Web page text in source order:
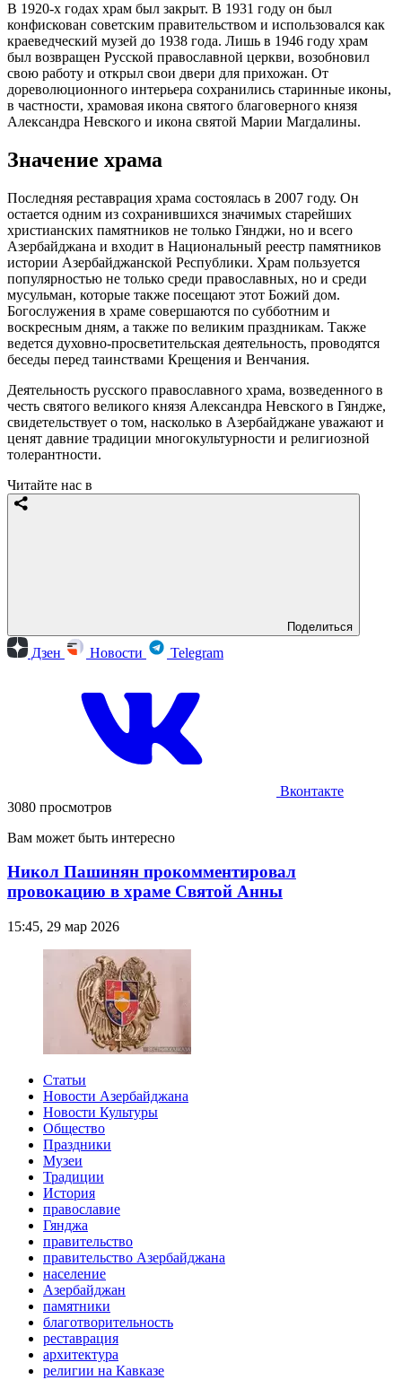
В 1920-х годах храм был закрыт. В 1931 году он был
конфискован советским правительством и использовался как
краеведческий музей до 1938 года. Лишь в 1946 году храм
был возвращен Русской православной церкви, возобновил
свою работу и открыл свои двери для прихожан. От
дореволюционного интерьера сохранились старинные иконы,
в частности, храмовая икона святого благоверного князя
Александра Невского и икона святой Марии Магдалины.
Значение храма
Последняя реставрация храма состоялась в 2007 году. Он
остается одним из сохранившихся значимых старейших
христианских памятников не только Гянджи, но и всего
Азербайджана и входит в Национальный реестр памятников
истории Азербайджанской Республики. Храм пользуется
популярностью не только среди православных, но и среди
мусульман, которые также посещают этот Божий дом.
Богослужения в храме совершаются по субботним и
воскресным дням, а также по великим праздникам. Также
ведется духовно-просветительская деятельность, проводятся
беседы перед таинствами Крещения и Венчания.
Деятельность русского православного храма, возведенного в
честь святого великого князя Александра Невского в Гяндже,
свидетельствует о том, насколько в Азербайджане уважают и
ценят давние традиции многокультурности и религиозной
толерантности.
Читайте нас в
Поделиться
Дзен Новости Telegram
Вконтакте
3080 просмотров
Вам может быть интересно
Никол Пашинян прокомментировал
провокацию в храме Святой Анны
15:45, 29 мар 2026
Статьи
Новости Азербайджана
Новости Культуры
Общество
Праздники
Музеи
Традиции
История
православие
Гянджа
правительство
правительство Азербайджана
население
Азербайджан
памятники
благотворительность
реставрация
архитектура
религии на Кавказе